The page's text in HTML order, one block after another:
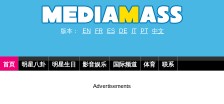
版本： EN FR ES DE IT PT 中文
首页 明星八卦 明星生日 影音娱乐 国际频道 体育 联系